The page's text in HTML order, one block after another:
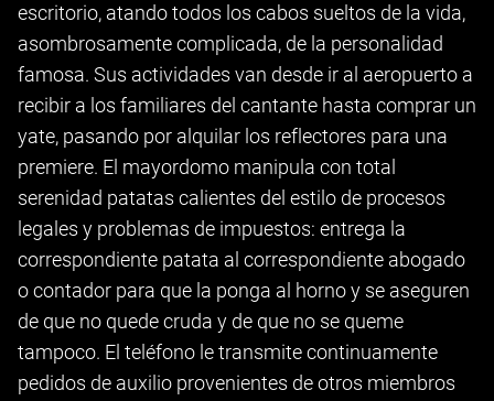
escritorio, atando todos los cabos sueltos de la vida,
asombrosamente complicada, de la personalidad
famosa. Sus actividades van desde ir al aeropuerto a
recibir a los familiares del cantante hasta comprar un
yate, pasando por alquilar los reflectores para una
premiere. El mayordomo manipula con total
serenidad patatas calientes del estilo de procesos
legales y problemas de impuestos: entrega la
correspondiente patata al correspondiente abogado
o contador para que la ponga al horno y se aseguren
de que no quede cruda y de que no se queme
tampoco. El teléfono le transmite continuamente
pedidos de auxilio provenientes de otros miembros